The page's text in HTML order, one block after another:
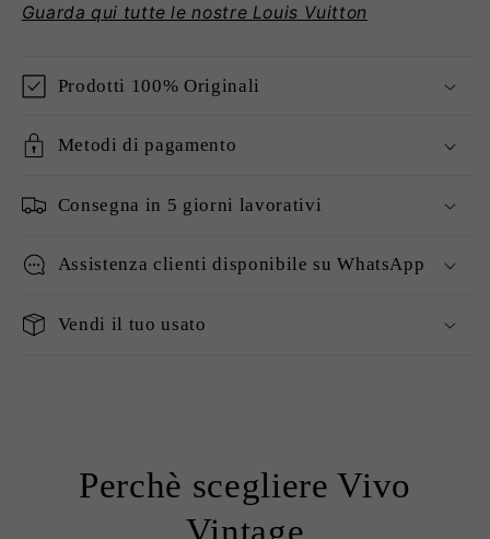
Guarda qui tutte le nostre Louis Vuitton
Prodotti 100% Originali
Metodi di pagamento
Consegna in 5 giorni lavorativi
Assistenza clienti disponibile su WhatsApp
Vendi il tuo usato
Perchè scegliere Vivo
Vintage